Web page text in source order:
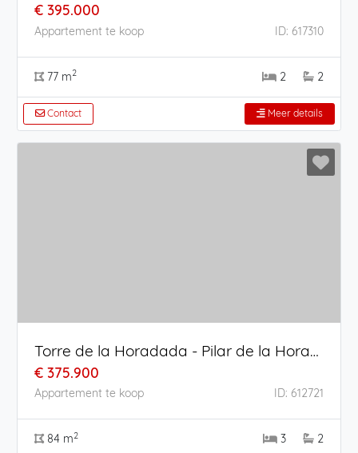
€ 395.000
Appartement te koop ID: 617310
77 m2 2 2
Contact Meer details
Torre de la Horadada - Pilar de la Horadada
€ 375.900
Appartement te koop ID: 612721
84 m2 3 2